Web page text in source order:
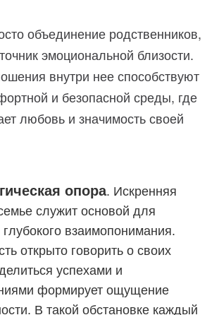
объединение родственников,
эмоциональной близости.
внутри нее способствуют
и безопасной среды, где
любовь и значимость своей
опора. Искренняя
служит основой для
взаимопонимания.
открыто говорить о своих
успехами и
формирует ощущение
В такой обстановке каждый